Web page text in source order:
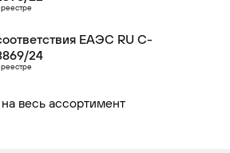
ЕАЭС RU С-
24
весь ассортимент